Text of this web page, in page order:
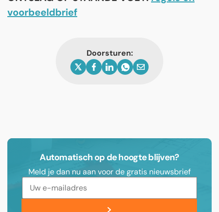
voorbeeldbrief
Doorsturen:
Automatisch op de hoogte blijven?
Meld je dan nu aan voor de gratis nieuwsbrief